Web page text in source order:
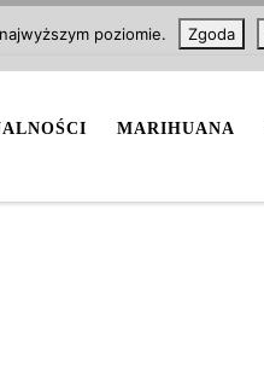
MARIHUANA
poziomie. Zgoda